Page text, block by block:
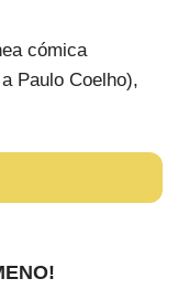
cómica
Paulo Coelho),